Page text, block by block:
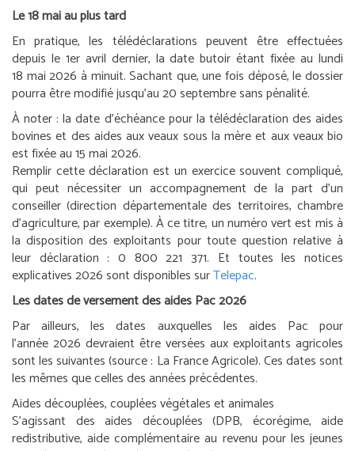
Le 18 mai au plus tard
En pratique, les télédéclarations peuvent être effectuées
depuis le 1eravril dernier, la date butoir étant fixée au lundi
18 mai 2026 à minuit. Sachant que, une fois déposé, le dossier
pourra être modifié jusqu’au 20 septembre sans pénalité.
À noter : la date d’échéance pour la télédéclaration des aides
bovines et des aides aux veaux sous la mère et aux veaux bio
est fixée au 15 mai 2026.
Remplir cette déclaration est un exercice souvent compliqué,
qui peut nécessiter un accompagnement de la part d’un
conseiller (direction départementale des territoires, chambre
d’agriculture, par exemple). À ce titre, un numéro vert est mis à
la disposition des exploitants pour toute question relative à
leur déclaration : 0 800 221 371. Et toutes les notices
explicatives 2026 sont disponibles surTelepac.
Les dates de versement des aides Pac 2026
Par ailleurs, les dates auxquelles les aides Pac pour
l’année 2026 devraient être versées aux exploitants agricoles
sont les suivantes (source : La France Agricole). Ces dates sont
les mêmes que celles des années précédentes.
Aides découplées, couplées végétales et animales
S’agissant des aides découplées (DPB, écorégime, aide
redistributive, aide complémentaire au revenu pour les jeunes